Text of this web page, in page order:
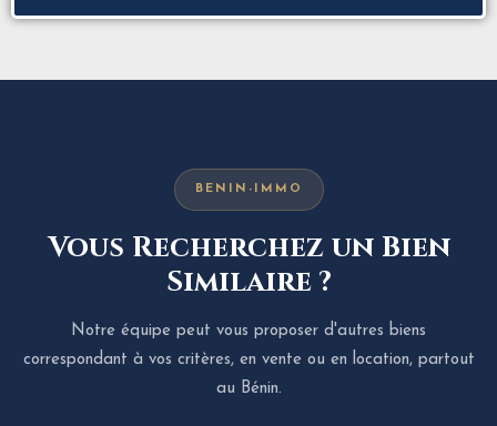
BENIN-IMMO
Vous Recherchez un Bien
Similaire ?
Notre équipe peut vous proposer d'autres biens
correspondant à vos critères, en vente ou en location, partout
au Bénin.